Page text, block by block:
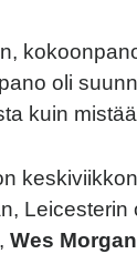
oli
kuin
Leicesterin
Wes